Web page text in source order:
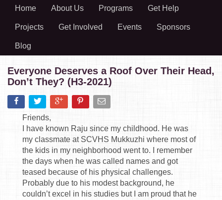
Home About Us Programs Get Help
Projects Get Involved Events Sponsors
Blog
Everyone Deserves a Roof Over Their Head,
Don’t They? (H3-2021)
Friends,
I have known Raju since my childhood. He was
my classmate at SCVHS Mukkuzhi where most of
the kids in my neighborhood went to. I remember
the days when he was called names and got
teased because of his physical challenges.
Probably due to his modest background, he
couldn’t excel in his studies but I am proud that he